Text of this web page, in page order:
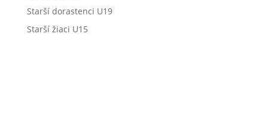
Starší dorastenci U19
Starší žiaci U15